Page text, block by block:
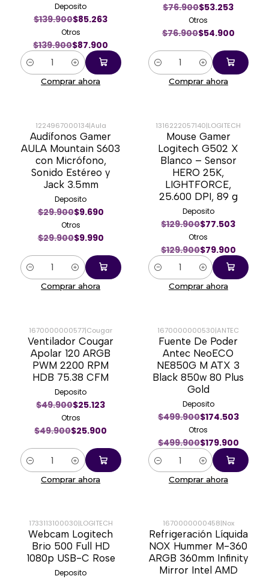
Deposito
$139.900$85.263
Otros
$139.900$87.900
Cantidad
Comprar ahora
$76.900$53.253
Otros
$76.900$54.900
Cantidad
Comprar ahora
-67%
1224967000134|Aula
Audífonos Gamer
AULA Mountain S603
con Micrófono,
Sonido Estéreo y
Jack 3.5mm
Deposito
$29.900$9.690
Otros
$29.900$9.990
Cantidad
Comprar ahora
-38%
1316222057140|LOGITECH
Mouse Gamer
Logitech G502 X
Blanco – Sensor
HERO 25K,
LIGHTFORCE,
25.600 DPI, 89 g
Deposito
$129.900$77.503
Otros
$129.900$79.900
Cantidad
Comprar ahora
-48%
1670000000577|Cougar
Ventilador Cougar
Apolar 120 ARGB
PWM 2200 RPM
HDB 75.38 CFM
Deposito
$49.900$25.123
Otros
$49.900$25.900
Cantidad
Comprar ahora
-64%
1670000000530|ANTEC
Fuente De Poder
Antec NeoECO
NE850G M ATX 3
Black 850w 80 Plus
Gold
Deposito
$499.900$174.503
Otros
$499.900$179.900
Cantidad
Comprar ahora
-13%
1733113100030|LOGITECH
Webcam Logitech
Brio 500 Full HD
1080p USB-C Rose
Deposito
-47%
1670000000458|Nox
Refrigeración Líquida
NOX Hummer M-360
ARGB 360mm Infinity
Mirror Intel AMD